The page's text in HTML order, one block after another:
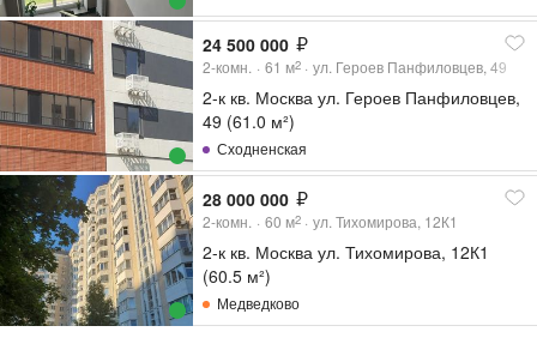
24 500 000
2-комн. 61 м2 ул. Героев Панфиловцев, 49
2-к кв. Москва ул. Героев Панфиловцев,
49 (61.0 м²)
Сходненская
28 000 000
2-комн. 60 м2 ул. Тихомирова, 12К1
2-к кв. Москва ул. Тихомирова, 12К1
(60.5 м²)
Медведково